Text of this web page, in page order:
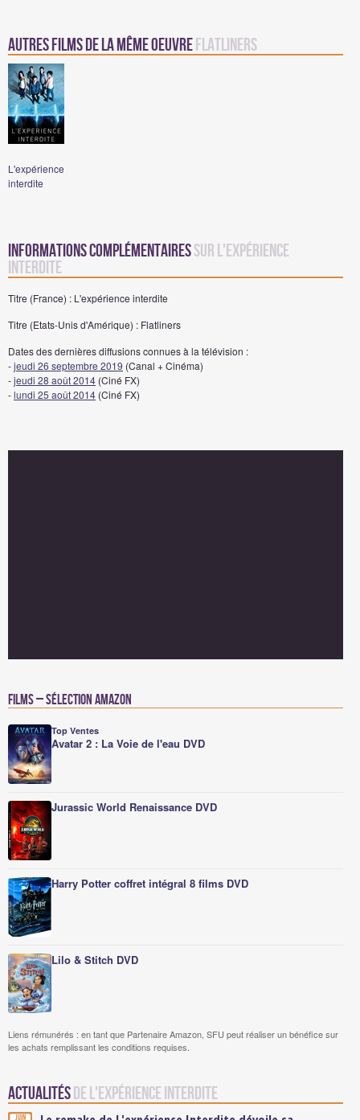
Autres films de la même oeuvre Flatliners
L'expérience
interdite
Informations complémentairessur L'expérience
interdite
Titre (France) : L'expérience interdite
Titre (Etats-Unis d'Amérique) : Flatliners
Dates des dernières diffusions connues à la télévision :
-jeudi 26 septembre 2019 (Canal + Cinéma)
-jeudi 28 août 2014 (Ciné FX)
-lundi 25 août 2014 (Ciné FX)
Films – Sélection Amazon
Top Ventes
Avatar 2 : La Voie de l'eau DVD
Jurassic World Renaissance DVD
Harry Potter coffret intégral 8 films DVD
Lilo & Stitch DVD
Liens rémunérés : en tant que Partenaire Amazon, SFU peut réaliser un bénéfice sur
les achats remplissant les conditions requises.
Actualités de L'expérience interdite
Juin